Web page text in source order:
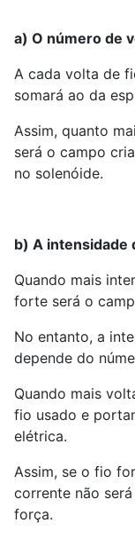
a) O número de
A cada volta de
somará ao da
Assim, quanto
será o campo
no solenóide.
b) A intensidade
Quando mais
forte será o
No entanto, a
depende do
Quando mais
fio usado e
elétrica.
Assim, se o fio
corrente não
força.